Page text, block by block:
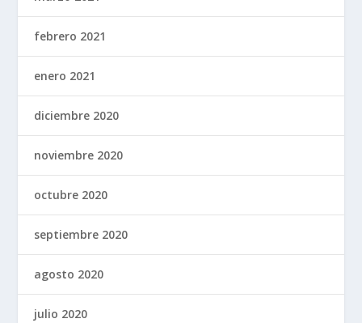
febrero 2021
enero 2021
diciembre 2020
noviembre 2020
octubre 2020
septiembre 2020
agosto 2020
julio 2020